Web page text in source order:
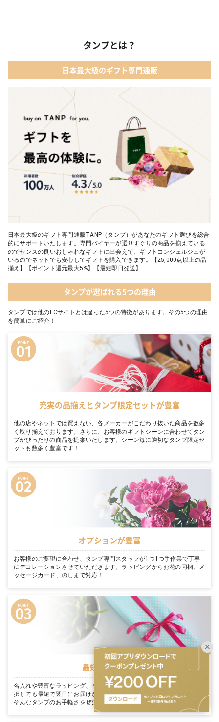
タンプとは？
日本最大級のギフト専門通販
日本最大級のギフト専門通販TANP（タンプ）があなたのギフト選びを総合
的にサポートいたします。専門バイヤーが選りすぐりの商品を揃えている
のでセンスの良いおしゃれなギフトに出会えて、ギフトコンシェルジュが
いるのでネットでも安心してギフトを購入できます。【25,000点以上の品
揃え】【ポイント還元最大5%】【最短即日発送】
タンプが選ばれる5つの理由
タンプでは他のECサイトとは違った5つの特徴があります。その5つの理由
を簡単にご紹介！
充実の品揃えとタンプ限定セットが豊富
他の店やネットでは買えない、各メーカーがこだわり抜いた商品を数多
く取り揃えております。さらに、お客様のギフトシーンに合わせてタン
プがぴったりの商品を提案いたします。シーン毎に適切なタンプ限定セ
ットも数多く豊富です！
オプションが豊富
お客様のご要望に合わせ、タンプ専門スタッフが1つ1つ手作業で丁寧
にデコレーションさせていただきます。ラッピングからお花の同梱、メ
ッセージカード、のしまで対応！
最短翌日お届け
名入れや豊富なラッピング、そのまま渡せる完璧な装飾を たくさん選
択しても最短で翌日にお届けが可能です。「今日買って、明日届く」。
そんなタンプのお手軽さをぜひご体感ください。